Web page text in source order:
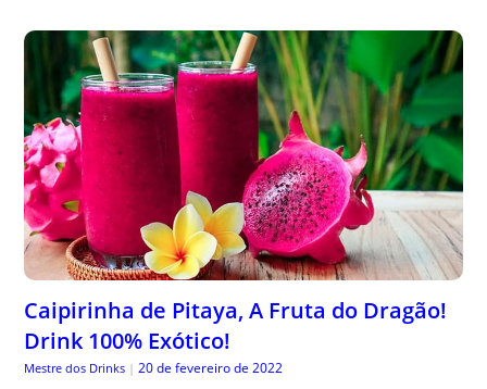
Caipirinha de Pitaya, A Fruta do Dragão!
Drink 100% Exótico!
Mestre dos Drinks | 20 de fevereiro de 2022